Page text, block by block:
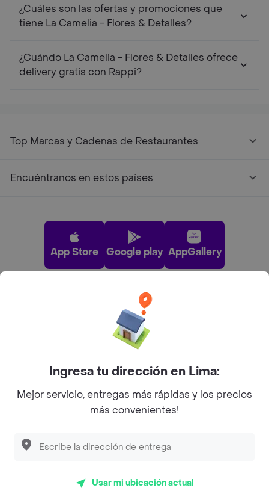
¿Cuáles son las ofertas y promociones que
tiene La Camelia - Flores & Detalles?
¿Cuándo La Camelia - Flores & Detalles ofrece
delivery gratis con Rappi?
Top Marcas y Cadenas de Restaurantes
Encuéntranos en estos países
App Store Google play AppGallery
Pide tu comida favorita cerca de ti
2026 Rappi Inc. All rights reserved.
Ingresa tu dirección en Lima:
Mejor servicio, entregas más rápidas y los precios
más convenientes!
Usar mi ubicación actual